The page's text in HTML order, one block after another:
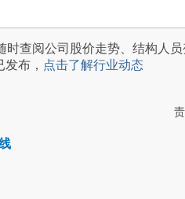
时查阅公司股价走势、结构人员
布， 点击了解行业动态